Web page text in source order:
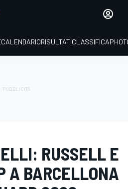
CALENDARIORISULTATICLASSIFICA
RUSSELL E
A BARCELLONA